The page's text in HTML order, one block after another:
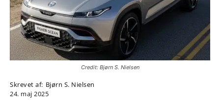
Credit: Bjørn S. Nielsen
Skrevet af: Bjørn S. Nielsen
24. maj 2025